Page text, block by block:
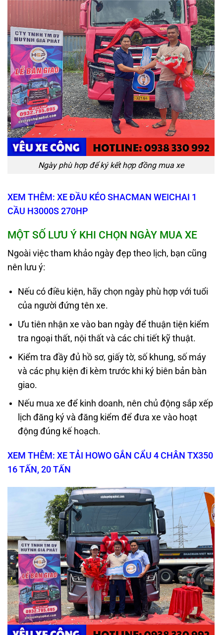
Ngày phù hợp để ký kết hợp đồng mua xe
XEM THÊM: XE ĐẦU KÉO SHACMAN WEICHAI 1
CẦU H3000S 270HP
MỘT SỐ LƯU Ý KHI CHỌN NGÀY MUA XE
Ngoài việc tham khảo ngày đẹp theo lịch, bạn cũng
nên lưu ý:
Nếu có điều kiện, hãy chọn ngày phù hợp với tuổi
của người đứng tên xe.
Ưu tiên nhận xe vào ban ngày để thuận tiện kiểm
tra ngoại thất, nội thất và các chi tiết kỹ thuật.
Kiểm tra đầy đủ hồ sơ, giấy tờ, số khung, số máy
và các phụ kiện đi kèm trước khi ký biên bản bàn
giao.
Nếu mua xe để kinh doanh, nên chủ động sắp xếp
lịch đăng ký và đăng kiểm để đưa xe vào hoạt
động đúng kế hoạch.
XEM THÊM: XE TẢI HOWO GẮN CẨU 4 CHÂN TX350
16 TẤN, 20 TẤN